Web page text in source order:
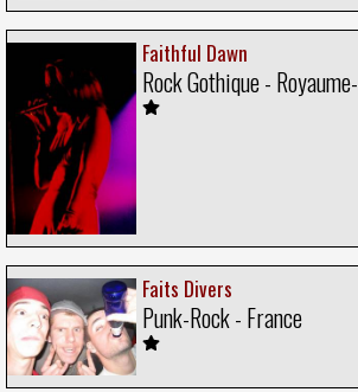
Faithful Dawn
Rock Gothique -
Faits Divers
Punk-Rock - France